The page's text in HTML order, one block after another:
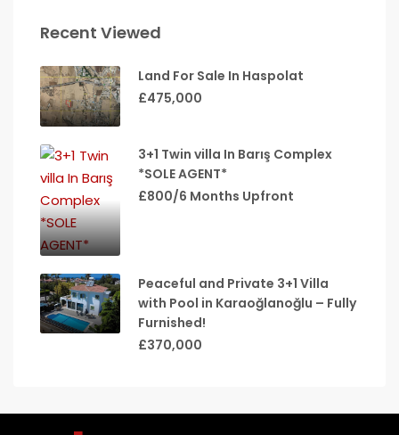
Recent Viewed
Land For Sale In Haspolat
£475,000
3+1 Twin villa In Barış Complex
*SOLE AGENT*
£800/6 Months Upfront
Peaceful and Private 3+1 Villa
with Pool in Karaoğlanoğlu – Fully
Furnished!
£370,000